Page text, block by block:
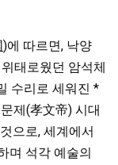
)에 따르면, 낙양
태로웠던 암석체
수리로 세워진 *
제(孝文帝) 시대
으로, 세계에서
며 석각 예술의